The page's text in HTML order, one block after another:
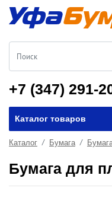
+7 (347) 291-
Каталог товаров
Каталог Бумага
Бумага для